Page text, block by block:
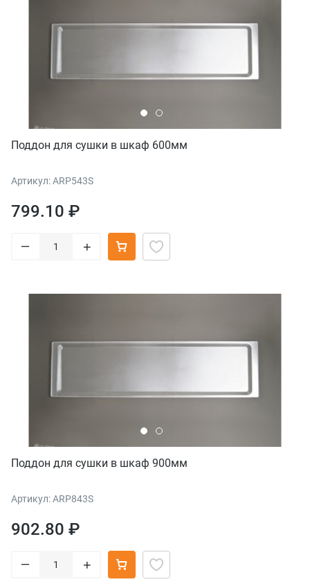
Поддон для сушки в шкаф 600мм
Артикул: ARP543S
799.10 ₽
– +
Поддон для сушки в шкаф 900мм
Артикул: ARP843S
902.80 ₽
– +